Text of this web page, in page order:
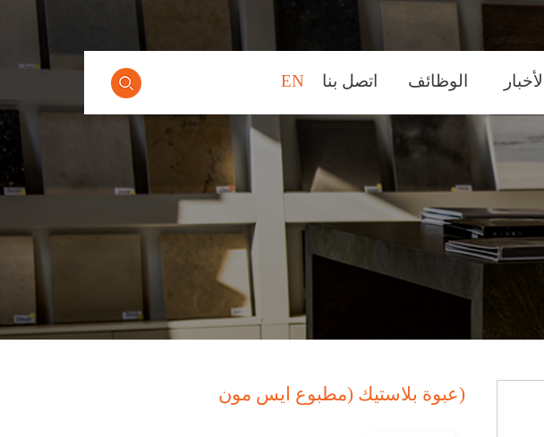
الأخبار الوظائف اتصل بنا EN
(عبوة بلاستيك (مطبوع ايس مون